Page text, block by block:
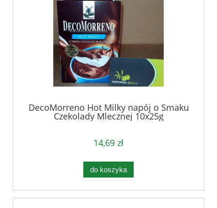
DecoMorreno Hot Milky napój o Smaku
Czekolady Mlecznej 10x25g
14,69 zł
do koszyka